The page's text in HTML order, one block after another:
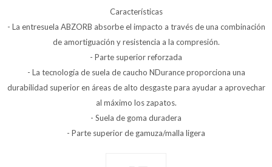
Características
- La entresuela ABZORB absorbe el impacto a través de una combinación
de amortiguación y resistencia a la compresión.
- Parte superior reforzada
- La tecnología de suela de caucho NDurance proporciona una
durabilidad superior en áreas de alto desgaste para ayudar a aprovechar
al máximo los zapatos.
- Suela de goma duradera
- Parte superior de gamuza/malla ligera